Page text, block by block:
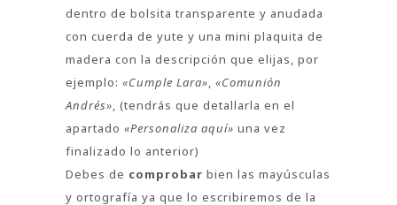
dentro de bolsita transparente y anudada
con cuerda de yute y una mini plaquita de
madera con la descripción que elijas, por
ejemplo: «Cumple Lara», «Comunión
Andrés», (tendrás que detallarla en el
apartado «Personaliza aquí» una vez
finalizado lo anterior)
Debes de comprobar bien las mayúsculas
y ortografía ya que lo escribiremos de la